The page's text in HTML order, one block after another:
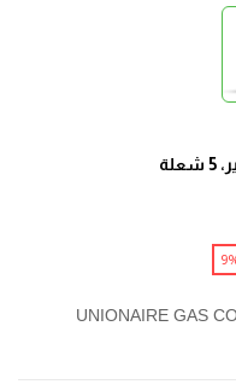
UNIONAIRE GAS